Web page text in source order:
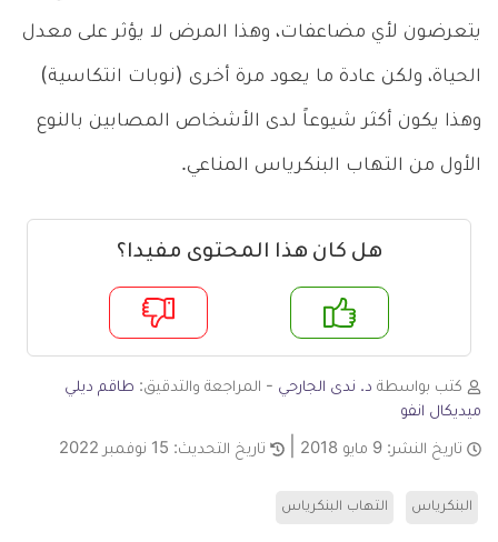
يتعرضون لأي مضاعفات، وهذا المرض لا يؤثر على معدل
الحياة، ولكن عادة ما يعود مرة أخرى (نوبات انتكاسية)
وهذا يكون أكثر شيوعاً لدى الأشخاص المصابين بالنوع
الأول من التهاب البنكرياس المناعي.
هل كان هذا المحتوى مفيدا؟
لا
كتب بواسطة د. ندى الجارحي - المراجعة والتدقيق: طاقم ديلي
ميديكال انفو
تاريخ النشر: 9 مايو 2018 تاريخ التحديث: 15 نوفمبر 2022
البنكرياس التهاب البنكرياس